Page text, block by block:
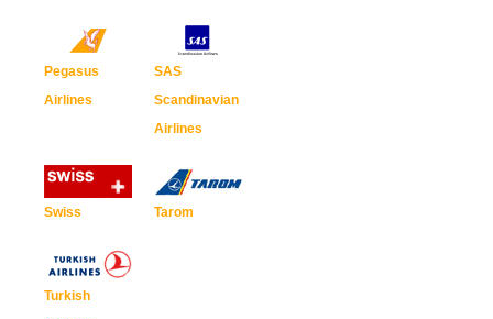
Pegasus
Airlines
SAS
Scandinavian
Airlines
Swiss Tarom
Turkish